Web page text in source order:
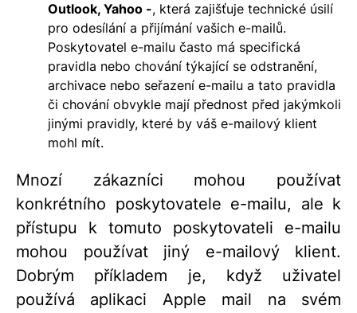
Outlook, Yahoo -, která zajišťuje technické úsilí
pro odesílání a přijímání vašich e-mailů.
Poskytovatel e-mailu často má specifická
pravidla nebo chování týkající se odstranění,
archivace nebo seřazení e-mailu a tato pravidla
či chování obvykle mají přednost před jakýmkoli
jinými pravidly, které by váš e-mailový klient
mohl mít.
Mnozí zákazníci mohou používat
konkrétního poskytovatele e-mailu, ale k
přístupu k tomuto poskytovateli e-mailu
mohou používat jiný e-mailový klient.
Dobrým příkladem je, když uživatel
používá aplikaci Apple mail na svém